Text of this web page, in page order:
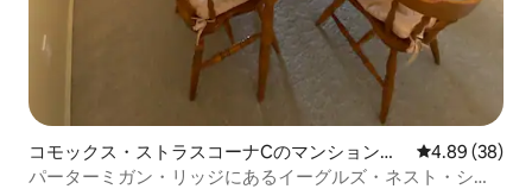
コモックス・ストラスコーナCのマンション・
アパート
レビュー38
4.89 (38)
パーターミガン・リッジにあるイーグルズ・ネスト・シャ